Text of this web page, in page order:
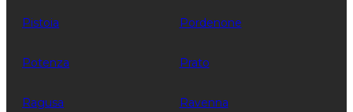
Pistoia Pordenone
Potenza Prato
Ragusa Ravenna